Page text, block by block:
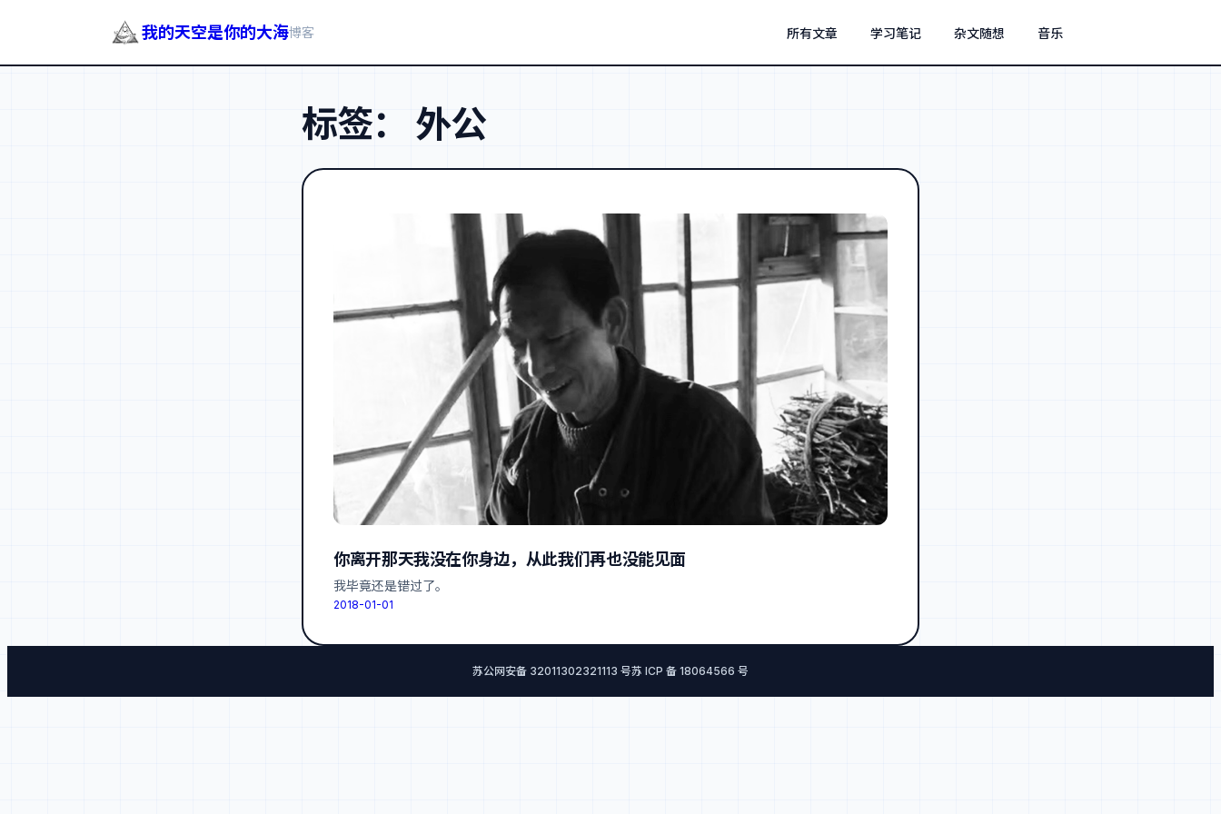
我的天空是你的大海博客 所有文章 学习笔记 杂文随想 音乐
标签： 外公
你离开那天我没在你身边，从此我们再也没能见面
我毕竟还是错过了。
2018-01-01
苏公网安备 32011302321113 号苏 ICP 备 18064566 号